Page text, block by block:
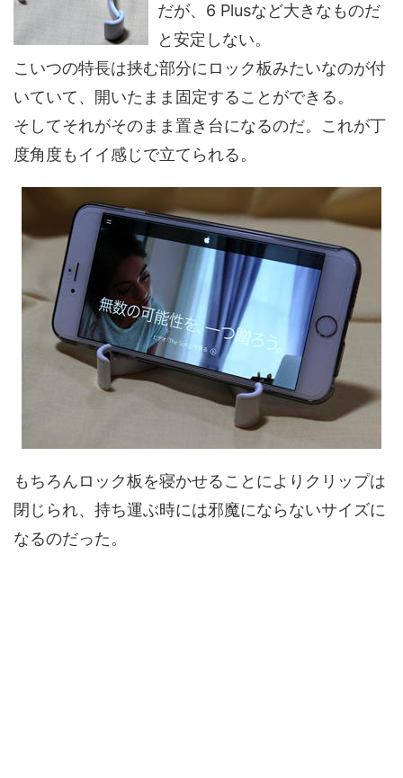
だが、6 Plusなど大きなものだ
と安定しない。
こいつの特長は挟む部分にロック板みたいなのが付
いていて、開いたまま固定することができる。
そしてそれがそのまま置き台になるのだ。これが丁
度角度もイイ感じで立てられる。
もちろんロック板を寝かせることによりクリップは
閉じられ、持ち運ぶ時には邪魔にならないサイズに
なるのだった。